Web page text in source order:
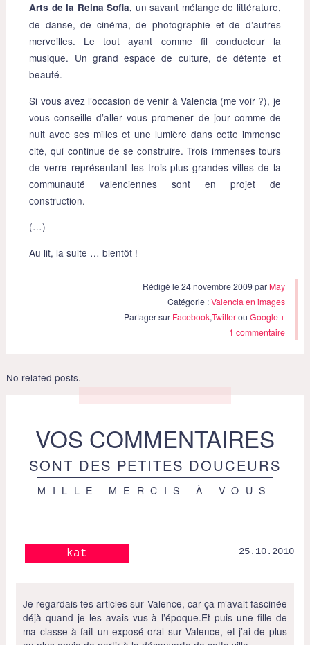
Arts de la Reina Sofia, un savant mélange de littérature,
de danse, de cinéma, de photographie et de d’autres
merveilles. Le tout ayant comme fil conducteur la
musique. Un grand espace de culture, de détente et
beauté.
Si vous avez l’occasion de venir à Valencia (me voir ?), je
vous conseille d’aller vous promener de jour comme de
nuit avec ses milles et une lumière dans cette immense
cité, qui continue de se construire. Trois immenses tours
de verre représentant les trois plus grandes villes de la
communauté valenciennes sont en projet de
construction.
(…)
Au lit, la suite … bientôt !
Rédigé le 24 novembre 2009 par May
Catégorie :Valencia en images
Partager sur Facebook,TwitterouGoogle +
1 commentaire
No related posts.
VOS COMMENTAIRES
SONT DES PETITES DOUCEURS
MILLE MERCIS À VOUS
kat 25.10.2010
Je regardais tes articles sur Valence, car ça m’avait fascinée
déjà quand je les avais vus à l’époque.Et puis une fille de
ma classe à fait un exposé oral sur Valence, et j’ai de plus